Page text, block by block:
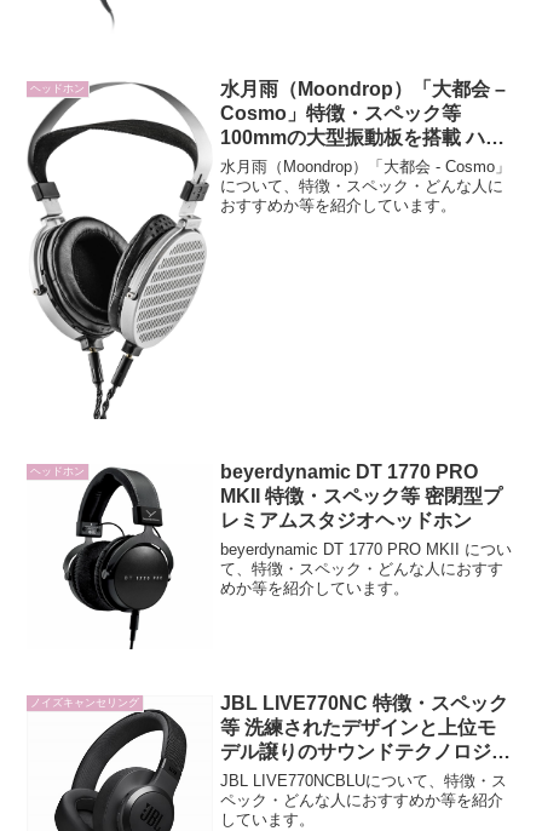
ヘッドホン
水月雨（Moondrop）「大都会 –
Cosmo」特徴・スペック等
100mmの大型振動板を搭載 ハイ
エンドオーバーイヤーヘッドホン
水月雨（Moondrop）「大都会 - Cosmo」
について、特徴・スペック・どんな人に
おすすめか等を紹介しています。
ヘッドホン
beyerdynamic DT 1770 PRO
MKII 特徴・スペック等 密閉型プ
レミアムスタジオヘッドホン
beyerdynamic DT 1770 PRO MKII につい
て、特徴・スペック・どんな人におすす
めか等を紹介しています。
ノイズキャンセリング
JBL LIVE770NC 特徴・スペック
等 洗練されたデザインと上位モ
デル譲りのサウンドテクノロジー
を搭載 ワイヤレスヘッドホン
JBL LIVE770NCBLUについて、特徴・ス
ペック・どんな人におすすめか等を紹介
しています。